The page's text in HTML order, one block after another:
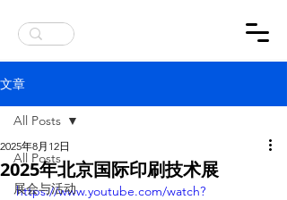
文章
All Posts
展会与活动
All Posts
2025年北京国际印刷技术展
2025年8月12日
https://www.youtube.com/watch?